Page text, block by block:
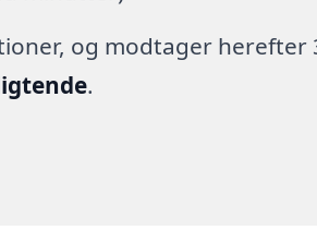
og modtager herefter
.